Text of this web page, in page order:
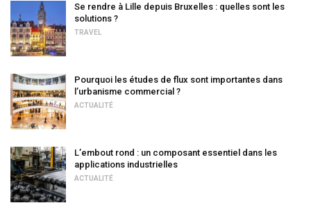
Se rendre à Lille depuis Bruxelles : quelles sont les
solutions ?
TRAVEL
Pourquoi les études de flux sont importantes dans
l’urbanisme commercial ?
ACTUALITÉ
L’embout rond : un composant essentiel dans les
applications industrielles
ACTUALITÉ